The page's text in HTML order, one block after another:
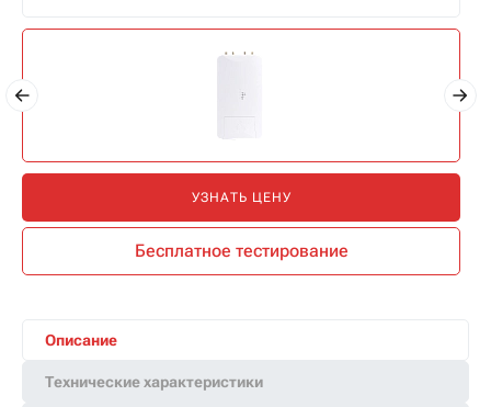
УЗНАТЬ ЦЕНУ
Бесплатное тестирование
Описание
Технические характеристики